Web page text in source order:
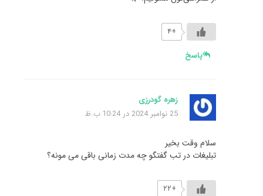
+۴
پاسخ
زهره گودرزی
25 نوامبر 2024 در 10:24 ب.ظ
سلام وقت بخیر
تبلیغات در تب گفتگو چه مدت زمانی باقی می مونه؟
+۲۲